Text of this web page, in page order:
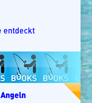
entdeckt